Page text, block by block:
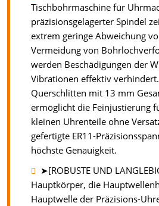
Tischbohrmaschine für
präzisionsgelagerter Spindel
extrem geringe Abweichung
Vermeidung von
werden Beschädigungen der
Vibrationen effektiv
Querschlitten mit 13 mm
ermöglicht die Feinjustierung
kleinen Uhrenteile ohne
gefertigte ER11-
höchste Genauigkeit.
➤[ROBUSTE UND
Hauptkörper, die
Hauptwelle der Präzisions-